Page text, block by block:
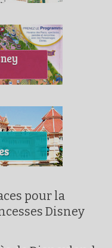
pour la
Disney